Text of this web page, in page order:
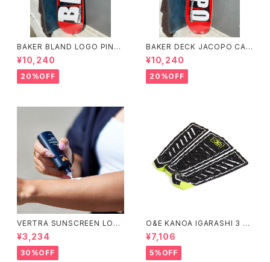
BAKER BLAND LOGO PINK
DECK 8.0 ベイカー ブラン
ド ロゴ デッキ ピンク 8イ
ンチ スケートボード スケボー
¥10,240
20%OFF
BAKER DECK JACOPO CAR
OZZI BRAND LOGO 8.25 ベ
イカー デッキ ジェイコープ ブ
ランド ロゴ スケートボード
スケボー
¥10,240
20%OFF
VERTRA SUNSCREEN LOTI
ON WHITE SPF 44＃
¥3,234
30%OFF
O&E KANOA IGARASHI 3 PI
ECE BLACK/LIME｜PRO SE
RIES
¥7,106
5%OFF